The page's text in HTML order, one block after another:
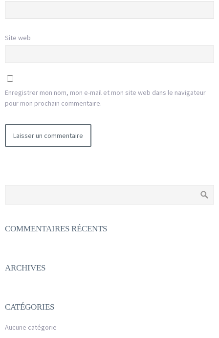
Site web
Enregistrer mon nom, mon e-mail et mon site web dans le navigateur
pour mon prochain commentaire.
COMMENTAIRES RÉCENTS
ARCHIVES
CATÉGORIES
Aucune catégorie